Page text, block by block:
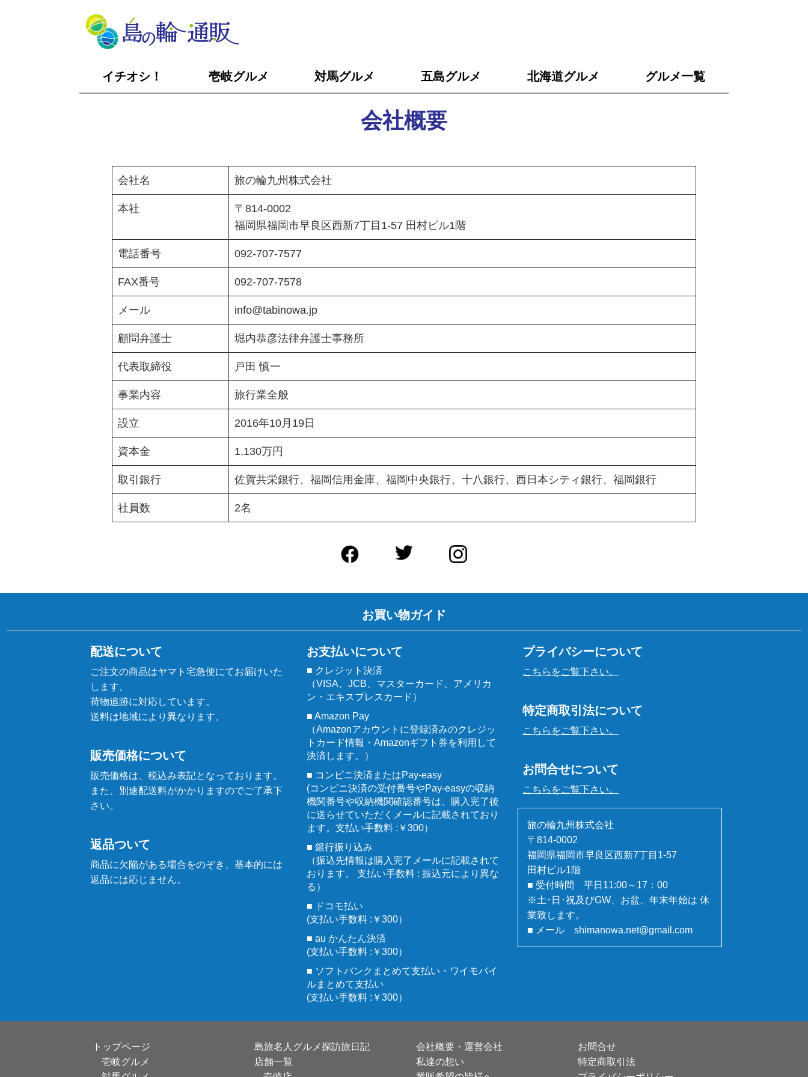
イチオシ！ 壱岐グルメ 対馬グルメ 五島グルメ 北海道グルメ グルメ一覧
会社概要
会社名 旅の輪九州株式会社
本社
〒814-0002
福岡県福岡市早良区西新7丁目1-57 田村ビル1階
電話番号 092-707-7577
FAX番号 092-707-7578
メール info@tabinowa.jp
顧問弁護士 堀内恭彦法律弁護士事務所
代表取締役 戸田 慎一
事業内容 旅行業全般
設立 2016年10月19日
資本金 1,130万円
取引銀行 佐賀共栄銀行、福岡信用金庫、福岡中央銀行、十八銀行、西日本シティ銀行、福岡銀行
社員数 2名
お買い物ガイド
配送について
ご注文の商品はヤマト宅急便にてお届けいた
します。
荷物追跡に対応しています。
送料は地域により異なります。
販売価格について
販売価格は、税込み表記となっております。
また、別途配送料がかかりますのでご了承下
さい。
返品ついて
商品に欠陥がある場合をのぞき、基本的には
返品には応じません。
お支払いについて
■ クレジット決済
（VISA、JCB、マスターカード、アメリカ
ン・エキスプレスカード）
■ Amazon Pay
（Amazonアカウントに登録済みのクレジッ
トカード情報・Amazonギフト券を利用して
決済します。）
■ コンビニ決済またはPay-easy
(コンビニ決済の受付番号やPay-easyの収納
機関番号や収納機関確認番号は、購入完了後
に送らせていただくメールに記載されており
ます。支払い手数料 :￥300）
■ 銀行振り込み
（振込先情報は購入完了メールに記載されて
おります。 支払い手数料 : 振込元により異な
る）
■ ドコモ払い
(支払い手数料 :￥300）
■ au かんたん決済
(支払い手数料 :￥300）
■ ソフトバンクまとめて支払い・ワイモバイ
ルまとめて支払い
(支払い手数料 :￥300）
プライバシーについて
こちらをご覧下さい。
特定商取引法について
こちらをご覧下さい。
お問合せについて
こちらをご覧下さい。
旅の輪九州株式会社
〒814-0002
福岡県福岡市早良区西新7丁目1-57
田村ビル1階
■ 受付時間 平日11:00～17：00
※土･日･祝及びGW、お盆、年末年始は 休
業致します。
■ メール shimanowa.net@gmail.com
トップページ
壱岐グルメ
島旅名人グルメ探訪旅日記
店舗一覧
会社概要・運営会社
私達の想い
お問合せ
特定商取引法